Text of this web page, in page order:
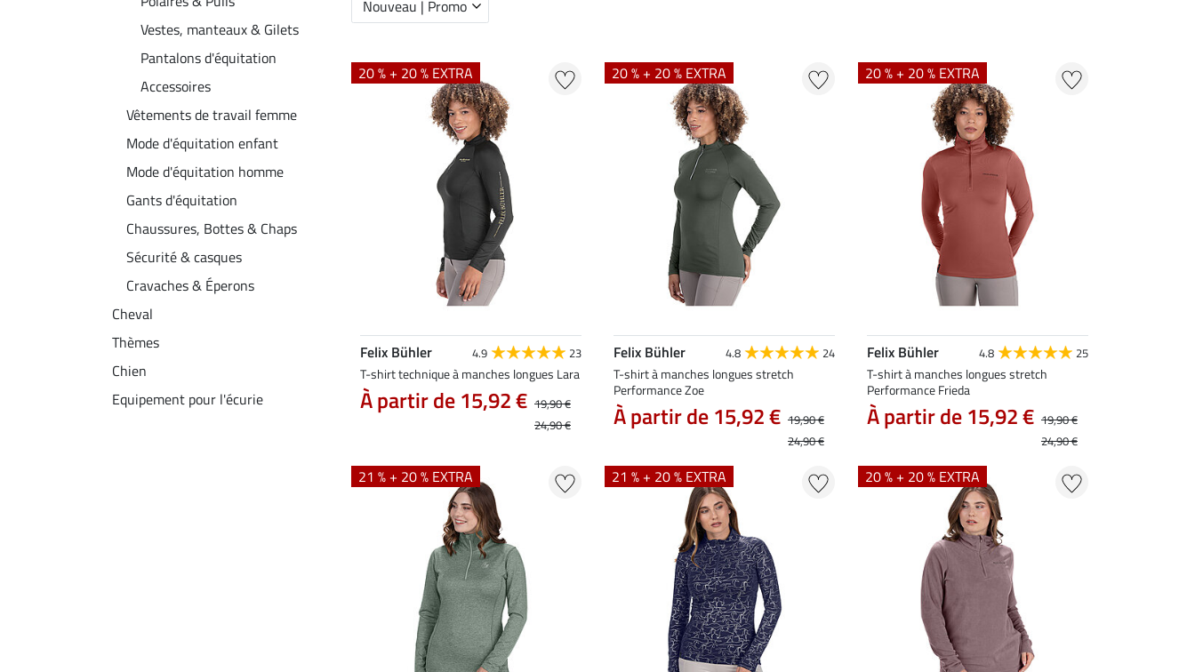
Vestes, manteaux & Gilets
Pantalons d'équitation
Accessoires
Vêtements de travail femme
Mode d'équitation enfant
Mode d'équitation homme
Gants d'équitation
Chaussures, Bottes & Chaps
Sécurité & casques
Cravaches & Éperons
Cheval
Thèmes
Chien
Equipement pour l'écurie
Nouveau | Promo
20 % + 20 % EXTRA
Felix Bühler 4.9 23
T-shirt technique à manches longues Lara
À partir de 15,92 € 19,90 €
24,90 €
20 % + 20 % EXTRA
Felix Bühler 4.8 24
T-shirt à manches longues stretch
Performance Zoe
À partir de 15,92 € 19,90 €
24,90 €
20 % + 20 % EXTRA
Felix Bühler 4.8 25
T-shirt à manches longues stretch
Performance Frieda
À partir de 15,92 € 19,90 €
24,90 €
21 % + 20 % EXTRA 21 % + 20 % EXTRA 20 % + 20 % EXTRA